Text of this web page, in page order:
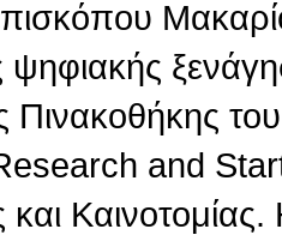
Πινακοθήκης
and